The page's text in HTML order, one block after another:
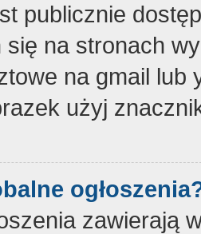
publicznie
się na stronach
na gmail lub
użyj
zawierają